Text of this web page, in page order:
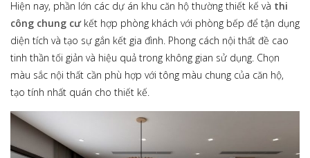
Hiện nay, phần lớn các dự án khu căn hộ thường thiết kế và thi
công chung cưkết hợp phòng khách với phòng bếp để tận dụng
diện tích và tạo sự gắn kết gia đình. Phong cách nội thất đề cao
tinh thần tối giản và hiệu quả trong không gian sử dụng. Chọn
màu sắc nội thất cần phù hợp với tông màu chung của căn hộ,
tạo tính nhất quán cho thiết kế.